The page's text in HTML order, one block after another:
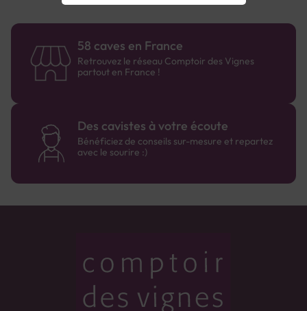
58 caves en France
Retrouvez le réseau Comptoir des Vignes
partout en France !
Des cavistes à votre écoute
Bénéficiez de conseils sur-mesure et repartez
avec le sourire :)